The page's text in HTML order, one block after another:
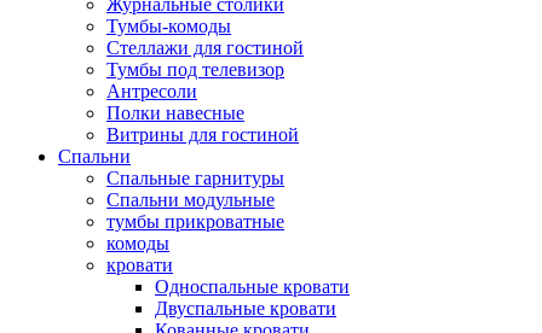
Журнальные столики
Тумбы-комоды
Стеллажи для гостиной
Тумбы под телевизор
Антресоли
Полки навесные
Витрины для гостиной
Спальни
Спальные гарнитуры
Спальни модульные
тумбы прикроватные
комоды
кровати
Односпальные кровати
Двуспальные кровати